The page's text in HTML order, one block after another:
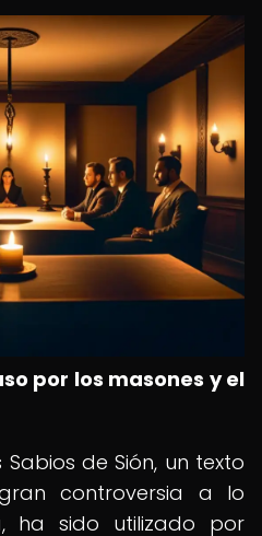
por los masones y el
de Sión, un texto
controversia a lo
ha sido utilizado por